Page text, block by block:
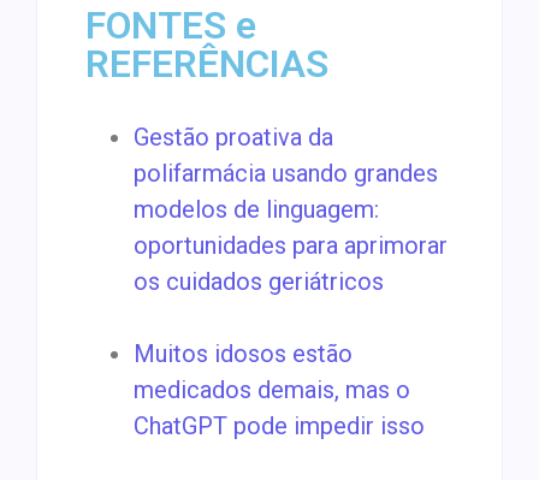
FONTES e
REFERÊNCIAS
Gestão proativa da
polifarmácia usando grandes
modelos de linguagem:
oportunidades para aprimorar
os cuidados geriátricos
Muitos idosos estão
medicados demais, mas o
ChatGPT pode impedir isso